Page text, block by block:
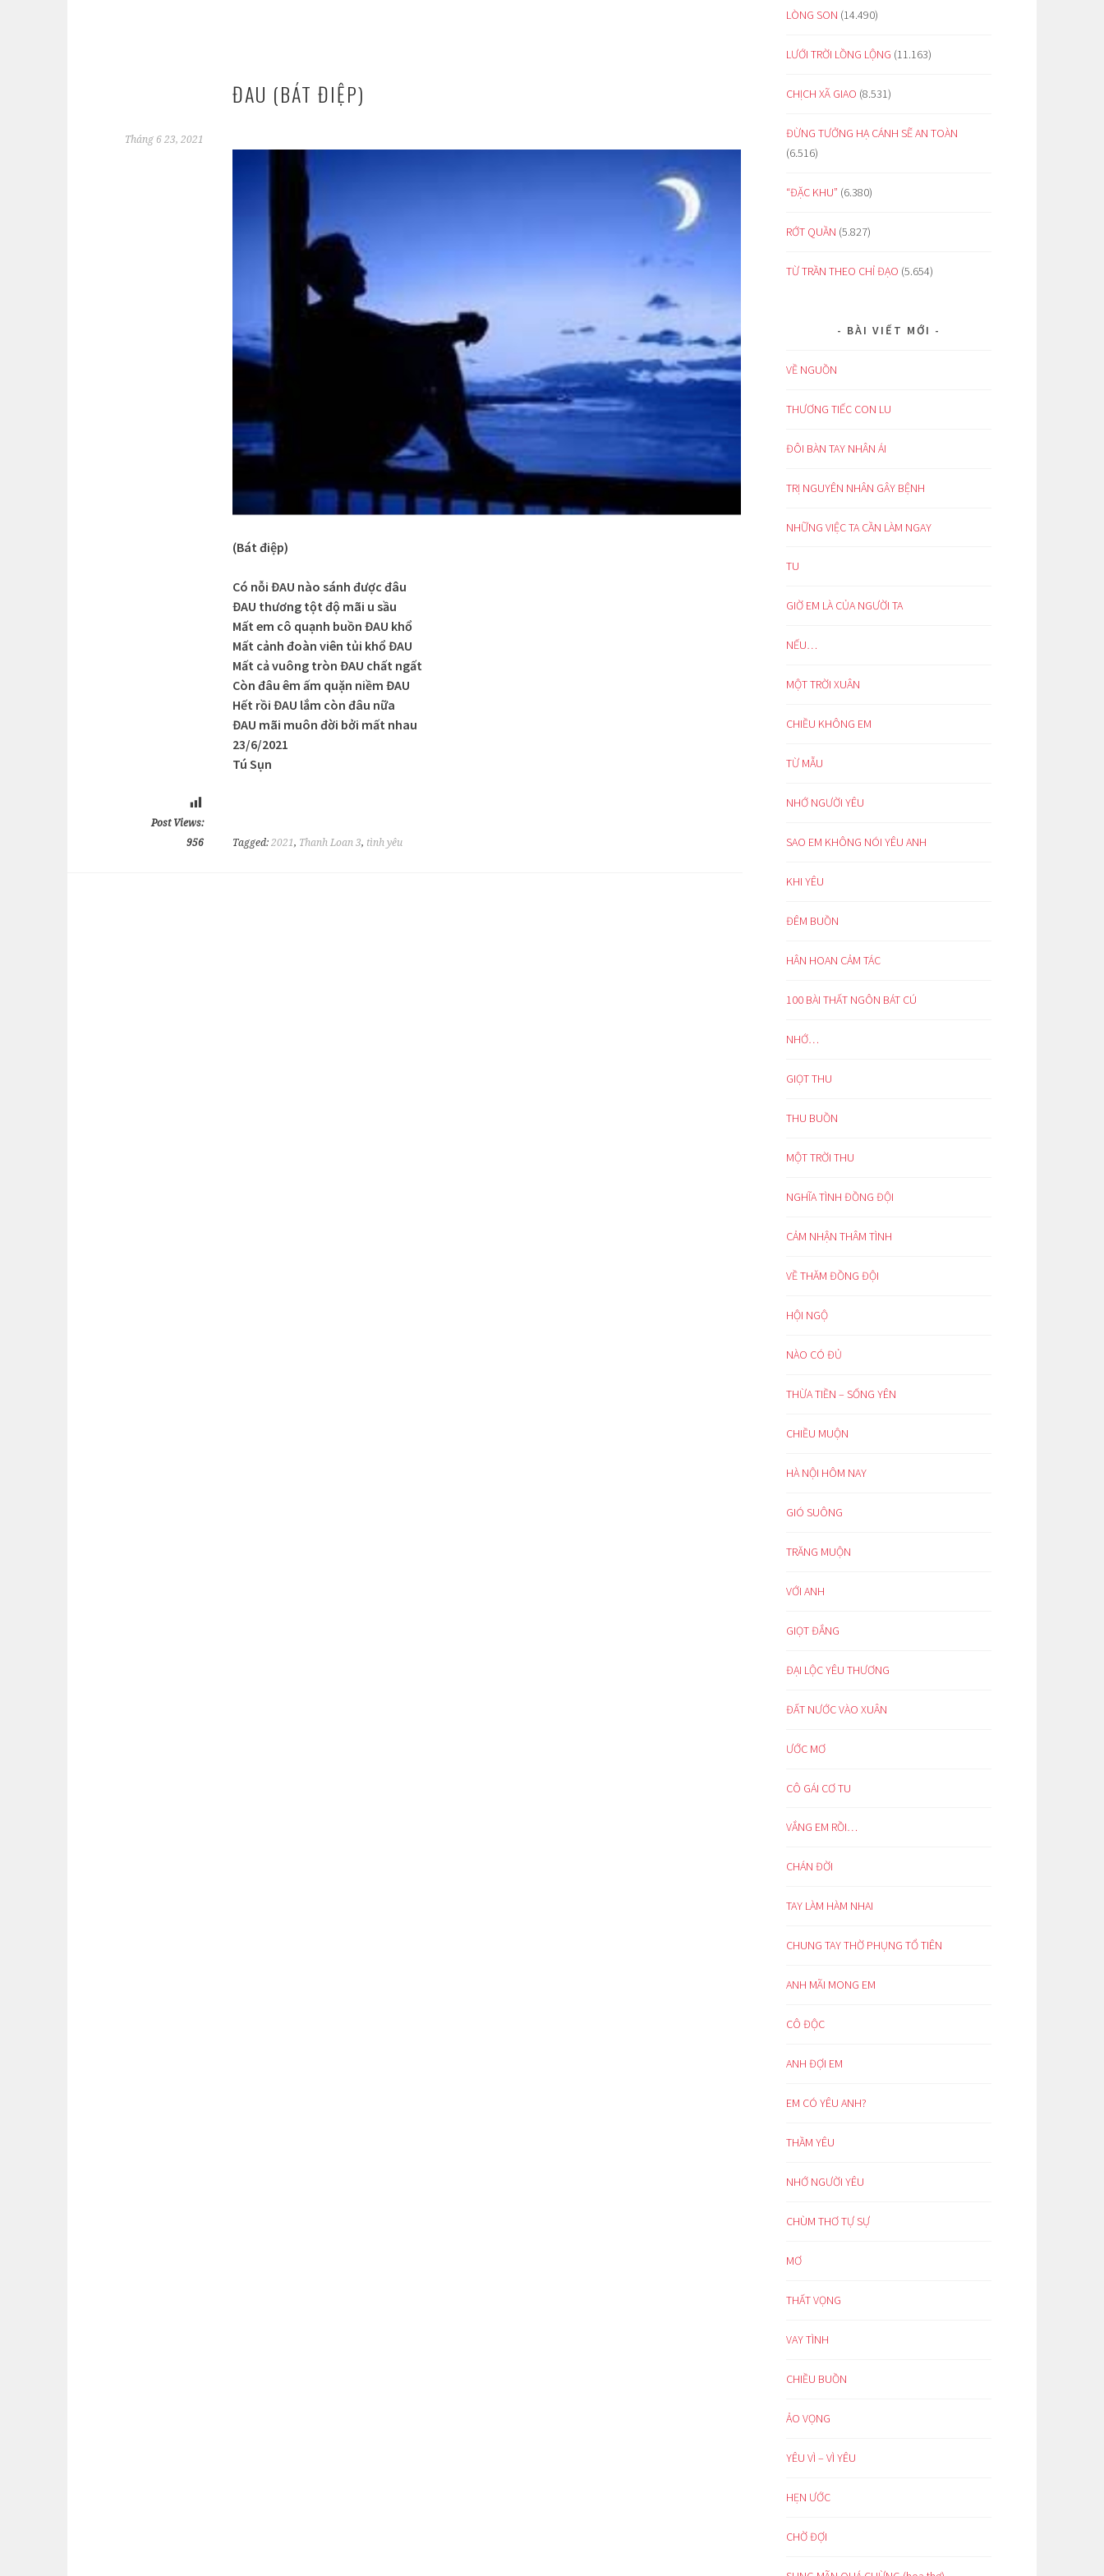
ĐAU (BÁT ĐIỆP)
Tháng 6 23, 2021
(Bát điệp)
Có nỗi ĐAU nào sánh được đâu
ĐAU thương tột độ mãi u sầu
Mất em cô quạnh buồn ĐAU khổ
Mất cảnh đoàn viên tủi khổ ĐAU
Mất cả vuông tròn ĐAU chất ngất
Còn đâu êm ấm quặn niềm ĐAU
Hết rồi ĐAU lắm còn đâu nữa
ĐAU mãi muôn đời bởi mất nhau
23/6/2021
Tú Sụn
Post Views:
956
Tagged: 2021, Thanh Loan 3, tình yêu
LÒNG SON (14.490)
LƯỚI TRỜI LỒNG LỘNG (11.163)
CHỊCH XÃ GIAO (8.531)
ĐỪNG TƯỞNG HẠ CÁNH SẼ AN TOÀN
(6.516)
“ĐẶC KHU” (6.380)
RỚT QUẦN (5.827)
TỪ TRẦN THEO CHỈ ĐẠO (5.654)
BÀI VIẾT MỚI
VỀ NGUỒN
THƯƠNG TIẾC CON LU
ĐÔI BÀN TAY NHÂN ÁI
TRỊ NGUYÊN NHÂN GÂY BỆNH
NHỮNG VIỆC TA CẦN LÀM NGAY
TU
GIỜ EM LÀ CỦA NGƯỜI TA
NẾU…
MỘT TRỜI XUÂN
CHIỀU KHÔNG EM
TỪ MẪU
NHỚ NGƯỜI YÊU
SAO EM KHÔNG NÓI YÊU ANH
KHI YÊU
ĐÊM BUỒN
HÂN HOAN CẢM TÁC
100 BÀI THẤT NGÔN BÁT CÚ
NHỚ…
GIỌT THU
THU BUỒN
MỘT TRỜI THU
NGHĨA TÌNH ĐỒNG ĐỘI
CẢM NHẬN THÂM TÌNH
VỀ THĂM ĐỒNG ĐỘI
HỘI NGỘ
NÀO CÓ ĐỦ
THỪA TIỀN – SỐNG YÊN
CHIỀU MUỘN
HÀ NỘI HÔM NAY
GIÓ SUÔNG
TRĂNG MUỘN
VỚI ANH
GIỌT ĐẮNG
ĐẠI LỘC YÊU THƯƠNG
ĐẤT NƯỚC VÀO XUÂN
ƯỚC MƠ
CÔ GÁI CƠ TU
VẮNG EM RỒI…
CHÁN ĐỜI
TAY LÀM HÀM NHAI
CHUNG TAY THỜ PHỤNG TỔ TIÊN
ANH MÃI MONG EM
CÔ ĐỘC
ANH ĐỢI EM
EM CÓ YÊU ANH?
THẦM YÊU
NHỚ NGƯỜI YÊU
CHÙM THƠ TỰ SỰ
MƠ
THẤT VỌNG
VAY TÌNH
CHIỀU BUỒN
ẢO VỌNG
YÊU VÌ – VÌ YÊU
HẸN ƯỚC
CHỜ ĐỢI